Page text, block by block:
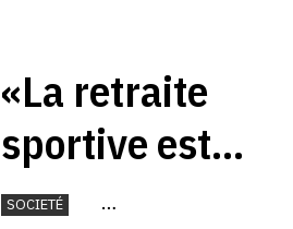
«La retraite
sportive est
souvent vécue
SOCIETÉ